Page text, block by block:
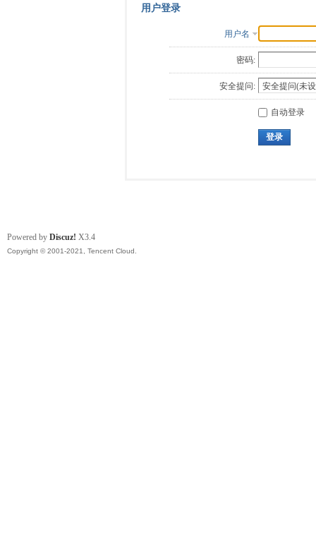
用户登录
用户名
密码:
安全提问:
自动登录
登录
Powered by Discuz! X3.4
Copyright © 2001-2021, Tencent Cloud.